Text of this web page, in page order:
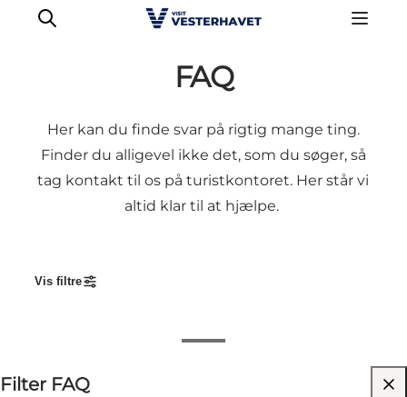
Det sker
Oplevelser
Vores Byer
Planlæg din ferie
FAQ
Her kan du finde svar på rigtig mange ting.
Finder du alligevel ikke det, som du søger, så
tag kontakt til os på turistkontoret. Her står vi
altid klar til at hjælpe.
Vis filtre
Filter FAQ